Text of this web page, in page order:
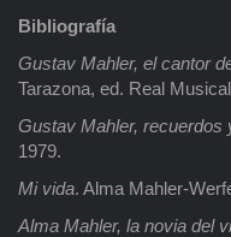
Bibliografía
Gustav Mahler, el cantor
Tarazona, ed. Real
Gustav Mahler, recuerdos
1979.
Mi vida. Alma Mahler-
Alma Mahler, la novia del